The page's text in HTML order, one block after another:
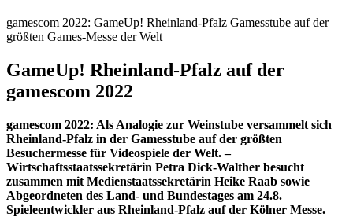
gamescom 2022: GameUp! Rheinland-Pfalz Gamesstube auf der
größten Games-Messe der Welt
GameUp! Rheinland-Pfalz auf der
gamescom 2022
gamescom 2022: Als Analogie zur Weinstube versammelt sich
Rheinland-Pfalz in der Gamesstube auf der größten
Besuchermesse für Videospiele der Welt. –
Wirtschaftsstaatssekretärin Petra Dick-Walther besucht
zusammen mit Medienstaatssekretärin Heike Raab sowie
Abgeordneten des Land- und Bundestages am 24.8.
Spieleentwickler aus Rheinland-Pfalz auf der Kölner Messe.